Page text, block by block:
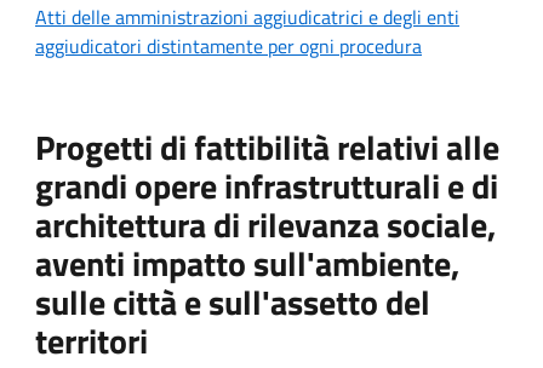
Atti delle amministrazioni aggiudicatrici e degli enti
aggiudicatori distintamente per ogni procedura
Progetti di fattibilità relativi alle
grandi opere infrastrutturali e di
architettura di rilevanza sociale,
aventi impatto sull'ambiente,
sulle città e sull'assetto del
territori